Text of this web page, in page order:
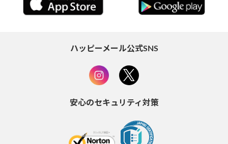
ハッピーメール公式SNS
安心のセキュリティ対策